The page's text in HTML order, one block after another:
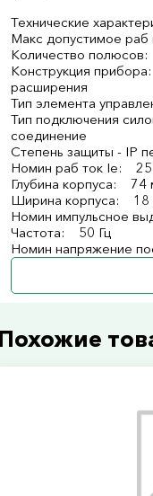
Технические
Макс допустимое
Количество
Конструкция
расширения
Тип элемента
Тип подключения
соединение
Степень защиты - IP
Номин раб ток Ie:
Глубина корпуса: 74
Ширина корпуса: 18
Номин импульсное
Частота: 50 Гц
Номин напряжение